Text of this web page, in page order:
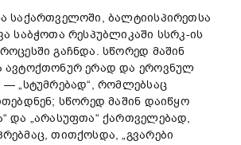
საქართველოში, ბალტიისპირეთსა
საბჭოთა რესპუბლიკაში სსრკ-ის
გაჩნდა. სწორედ მაშინ
ავტოქთონურ ერად და ეროვნულ
— „სტუმრებად“, რომლებსაც
სწორედ მაშინ დაიწყო
და „არასუფთა“ ქართველებად,
თითქოსდა, „გვარები